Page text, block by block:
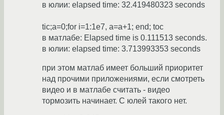
в юлии: elapsed time: 32.419480323 seconds
tic;a=0;for i=1:1e7, a=a+1; end; toc
в матлабе: Elapsed time is 0.111513 seconds.
в юлии: elapsed time: 3.713993353 seconds
при этом матлаб имеет больший приоритет
над прочими приложениями, если смотреть
видео и в матлабе считать - видео
тормозить начинает. С юлей такого нет.